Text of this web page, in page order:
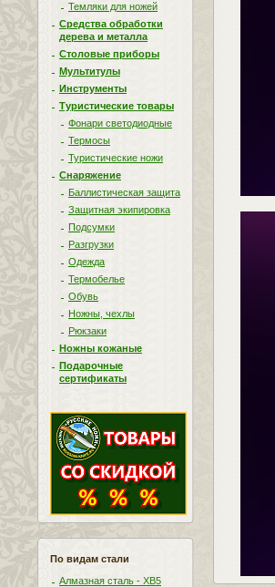
Темляки для ножей
Средства обработки
дерева и металла
Столовые приборы
Мультитулы
Инструменты
Туристические товары
Фонари светодиодные
Термосы
Туристические ножи
Снаряжение
Баллистическая защита
Защитная экипировка
Подсумки
Разгрузки
Одежда
Термобелье
Обувь
Ножны, чехлы
Рюкзаки
Ножны кожаные
Подарочные
сертификаты
По видам стали
Алмазная сталь - ХВ5